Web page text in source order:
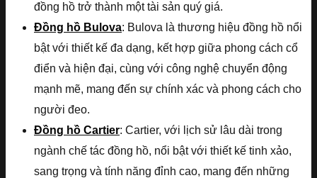
đồng hồ trở thành một tài sản quý giá.
Đồng hồ Bulova: Bulova là thương hiệu đồng hồ nổi
bật với thiết kế đa dạng, kết hợp giữa phong cách cổ
điển và hiện đại, cùng với công nghệ chuyển động
mạnh mẽ, mang đến sự chính xác và phong cách cho
người đeo.
Đồng hồ Cartier: Cartier, với lịch sử lâu dài trong
ngành chế tác đồng hồ, nổi bật với thiết kế tinh xảo,
sang trọng và tính năng đỉnh cao, mang đến những